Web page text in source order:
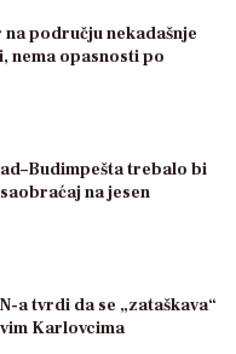
području nekadašnje
nema opasnosti po
trebalo bi
na jesen
a tvrdi da se „zataškava“
Karlovcima